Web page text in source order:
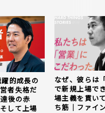
的成長の
者失格だ
後の赤
して上場
なぜ、彼らは
で新規上場で
場主義を貫い
ち筋｜ファイ